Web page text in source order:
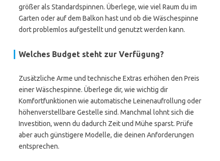
größer als Standardspinnen. Überlege, wie viel Raum du im
Garten oder auf dem Balkon hast und ob die Wäschespinne
dort problemlos aufgestellt und genutzt werden kann.
Welches Budget steht zur Verfügung?
Zusätzliche Arme und technische Extras erhöhen den Preis
einer Wäschespinne. Überlege dir, wie wichtig dir
Komfortfunktionen wie automatische Leinenaufrollung oder
höhenverstellbare Gestelle sind. Manchmal lohnt sich die
Investition, wenn du dadurch Zeit und Mühe sparst. Prüfe
aber auch günstigere Modelle, die deinen Anforderungen
entsprechen.